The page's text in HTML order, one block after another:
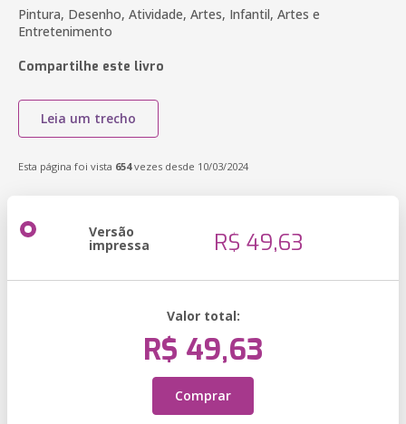
Pintura, Desenho, Atividade, Artes, Infantil, Artes e
Entretenimento
Compartilhe este livro
Leia um trecho
Esta página foi vista 654vezes desde 10/03/2024
Versão
impressa R$ 49,63
Valor total:
R$ 49,63
Comprar